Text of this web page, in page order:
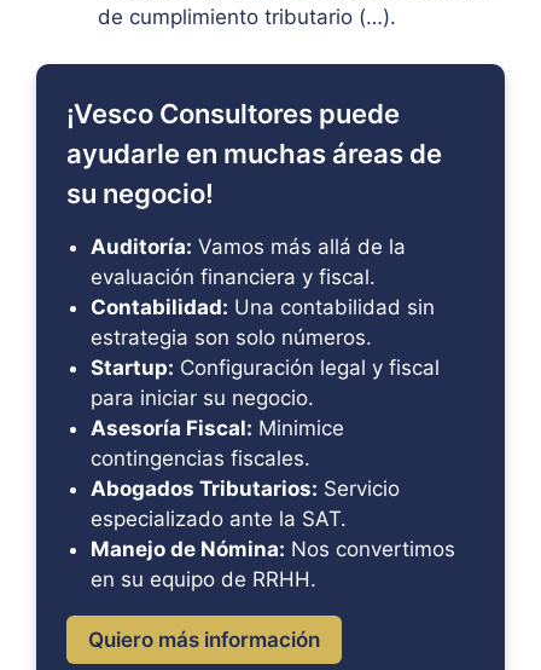
de cumplimiento tributario (…).
¡Vesco Consultores puede
ayudarle en muchas áreas de
su negocio!
Auditoría: Vamos más allá de la
evaluación financiera y fiscal.
Contabilidad: Una contabilidad sin
estrategia son solo números.
Startup: Configuración legal y fiscal
para iniciar su negocio.
Asesoría Fiscal: Minimice
contingencias fiscales.
Abogados Tributarios: Servicio
especializado ante la SAT.
Manejo de Nómina: Nos convertimos
en su equipo de RRHH.
Quiero más información